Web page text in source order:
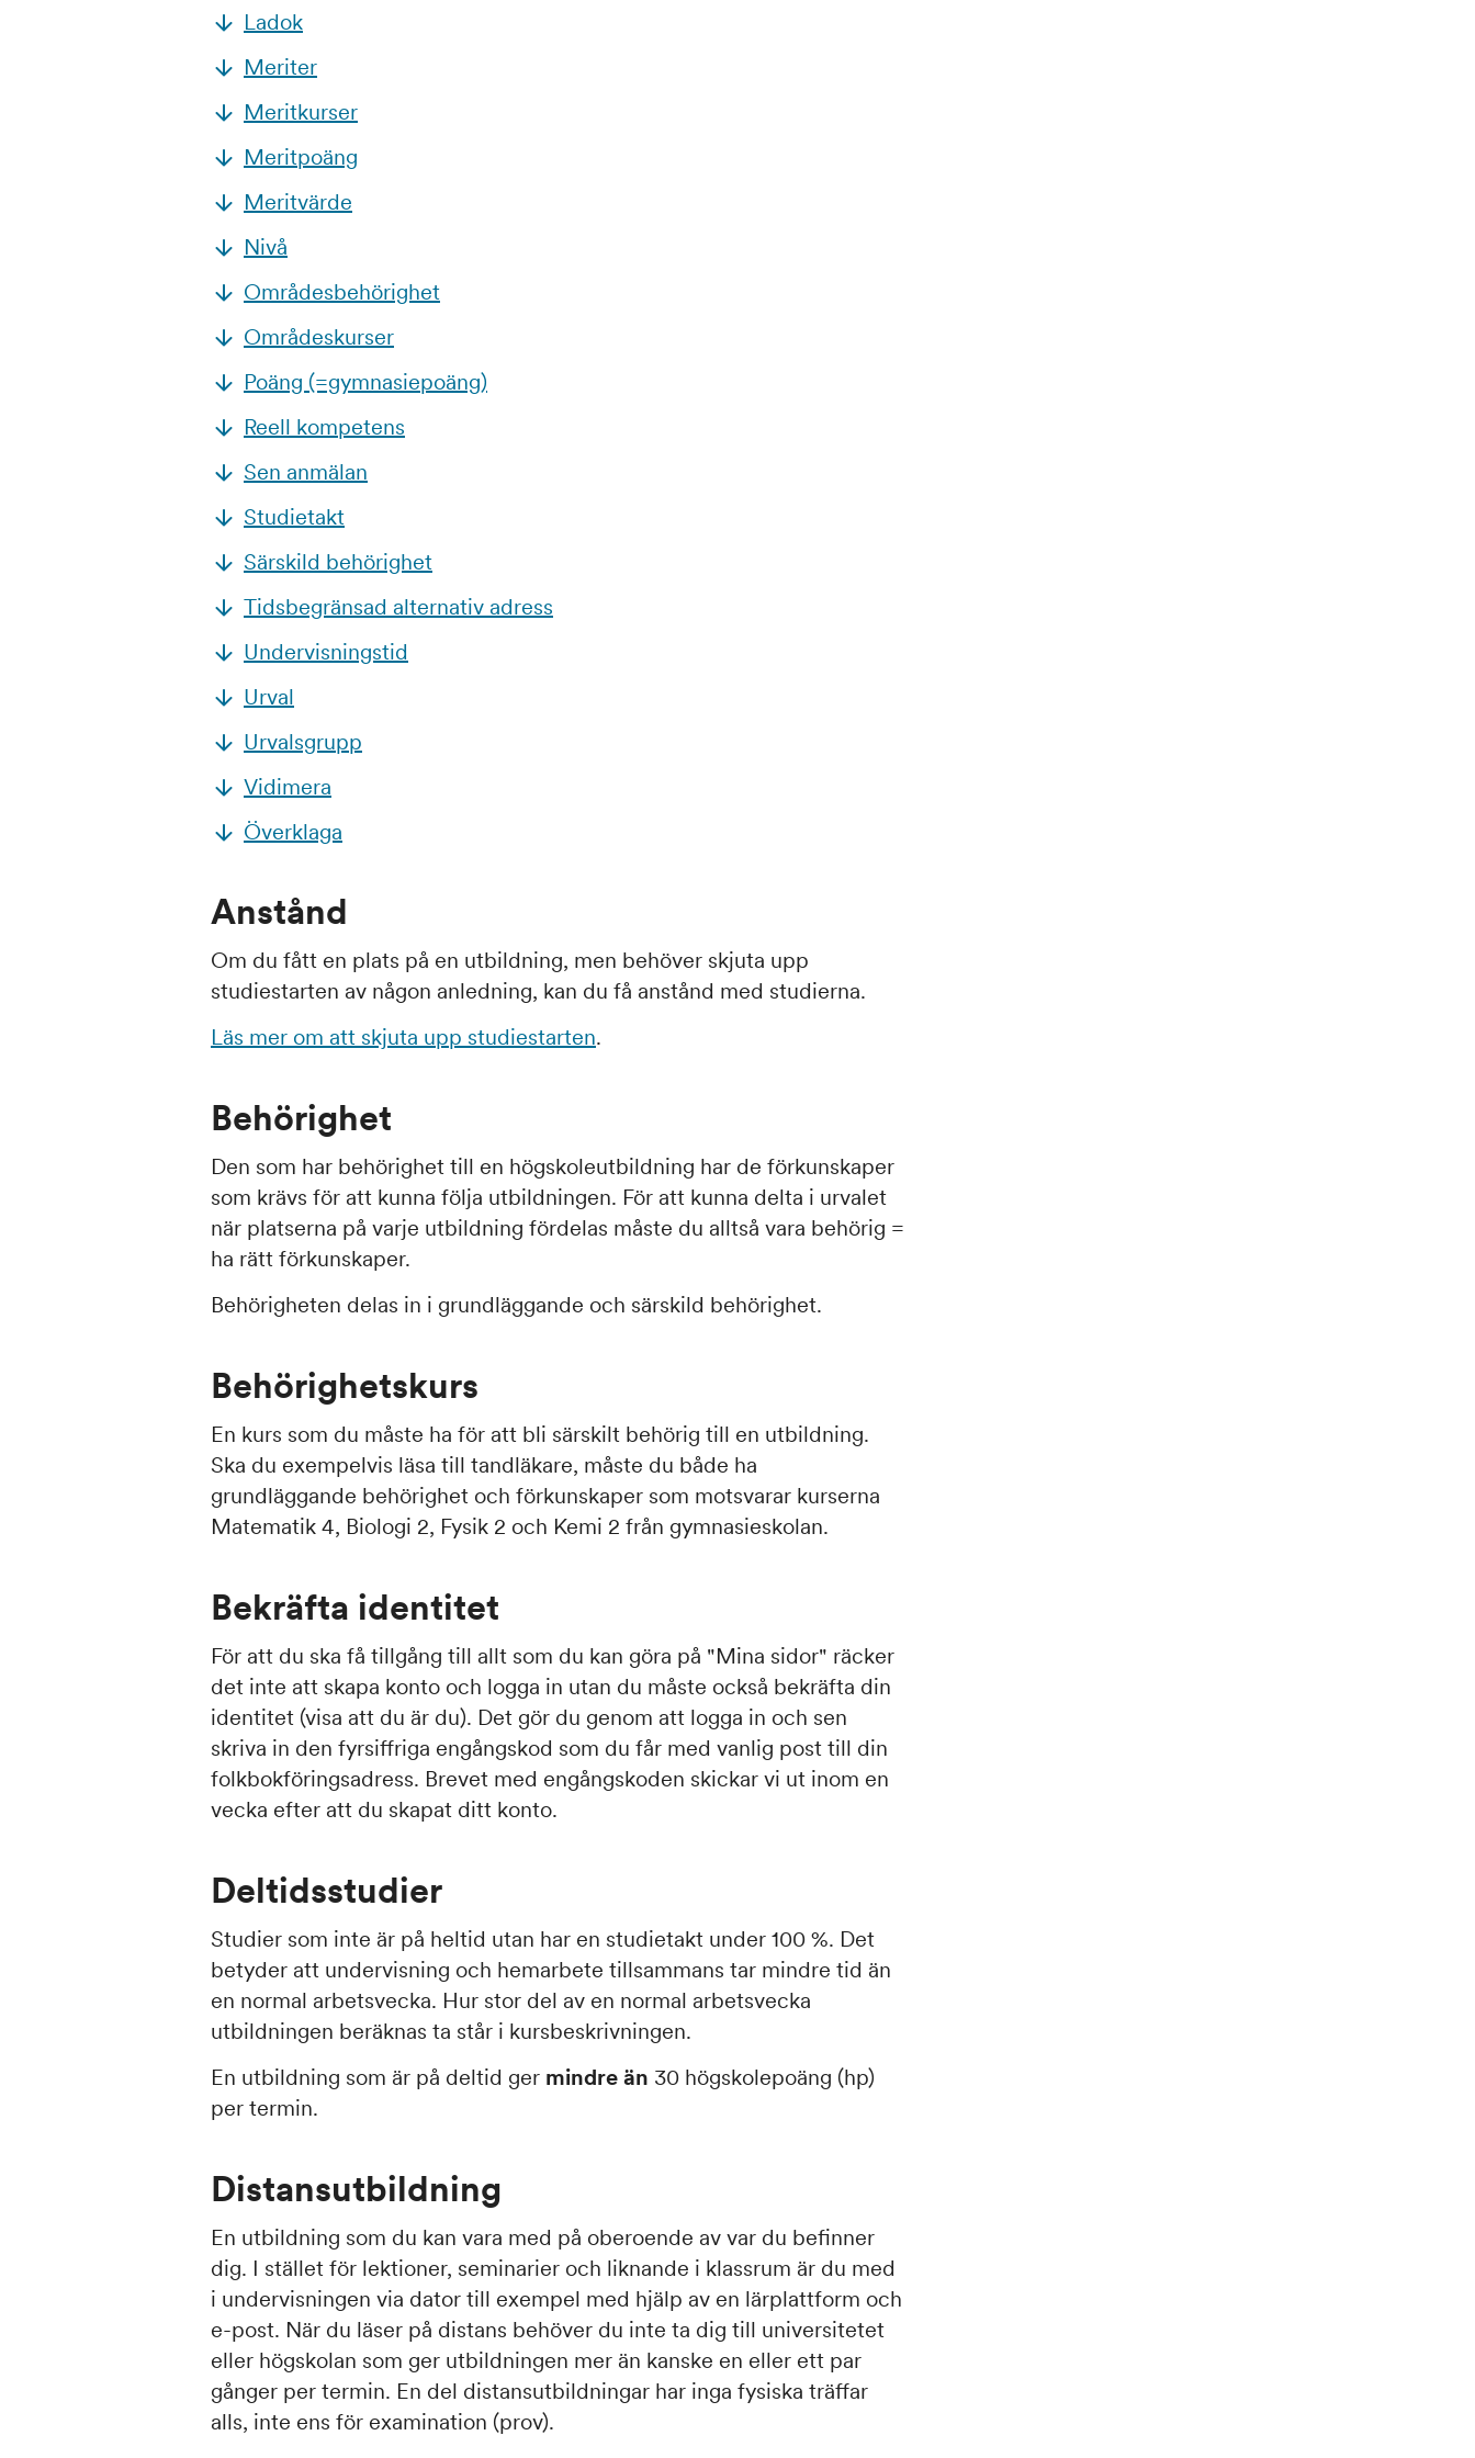
Ladok
Meriter
Meritkurser
Meritpoäng
Meritvärde
Nivå
Områdesbehörighet
Områdeskurser
Poäng (=gymnasiepoäng)
Reell kompetens
Sen anmälan
Studietakt
Särskild behörighet
Tidsbegränsad alternativ adress
Undervisningstid
Urval
Urvalsgrupp
Vidimera
Överklaga
Anstånd
Om du fått en plats på en utbildning, men behöver skjuta upp
studiestarten av någon anledning, kan du få anstånd med studierna.
Läs mer om att skjuta upp studiestarten.
Behörighet
Den som har behörighet till en högskoleutbildning har de förkunskaper
som krävs för att kunna följa utbildningen. För att kunna delta i urvalet
när platserna på varje utbildning fördelas måste du alltså vara behörig =
ha rätt förkunskaper.
Behörigheten delas in i grundläggande och särskild behörighet.
Behörighetskurs
En kurs som du måste ha för att bli särskilt behörig till en utbildning.
Ska du exempelvis läsa till tandläkare, måste du både ha
grundläggande behörighet och förkunskaper som motsvarar kurserna
Matematik 4, Biologi 2, Fysik 2 och Kemi 2 från gymnasieskolan.
Bekräfta identitet
För att du ska få tillgång till allt som du kan göra på "Mina sidor" räcker
det inte att skapa konto och logga in utan du måste också bekräfta din
identitet (visa att du är du). Det gör du genom att logga in och sen
skriva in den fyrsiffriga engångskod som du får med vanlig post till din
folkbokföringsadress. Brevet med engångskoden skickar vi ut inom en
vecka efter att du skapat ditt konto.
Deltidsstudier
Studier som inte är på heltid utan har en studietakt under 100 %. Det
betyder att undervisning och hemarbete tillsammans tar mindre tid än
en normal arbetsvecka. Hur stor del av en normal arbetsvecka
utbildningen beräknas ta står i kursbeskrivningen.
En utbildning som är på deltid ger mindre än 30 högskolepoäng (hp)
per termin.
Distansutbildning
En utbildning som du kan vara med på oberoende av var du befinner
dig. I stället för lektioner, seminarier och liknande i klassrum är du med
i undervisningen via dator till exempel med hjälp av en lärplattform och
e-post. När du läser på distans behöver du inte ta dig till universitetet
eller högskolan som ger utbildningen mer än kanske en eller ett par
gånger per termin. En del distansutbildningar har inga fysiska träffar
alls, inte ens för examination (prov).